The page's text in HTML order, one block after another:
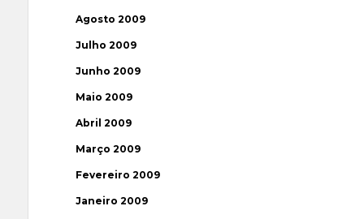
Agosto 2009
Julho 2009
Junho 2009
Maio 2009
Abril 2009
Março 2009
Fevereiro 2009
Janeiro 2009